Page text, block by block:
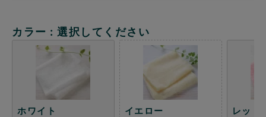
カラー 選択してください
ホワイト イエロー レッド